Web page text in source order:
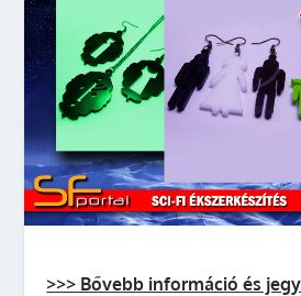
>>> Bővebb információ és